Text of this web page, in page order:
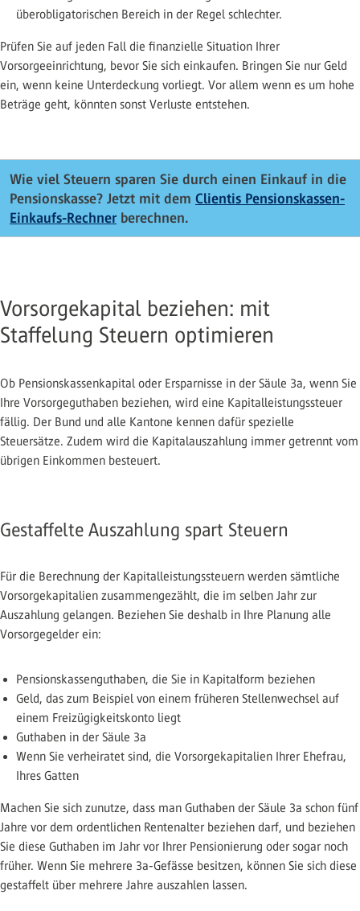
überobligatorischen Bereich in der Regel schlechter.
Prüfen Sie auf jeden Fall die finanzielle Situation Ihrer
Vorsorgeeinrichtung, bevor Sie sich einkaufen. Bringen Sie nur Geld
ein, wenn keine Unterdeckung vorliegt. Vor allem wenn es um hohe
Beträge geht, könnten sonst Verluste entstehen.
Wie viel Steuern sparen Sie durch einen Einkauf in die
Pensionskasse? Jetzt mit dem Clientis Pensionskassen-
Einkaufs-Rechnerberechnen.
Vorsorgekapital beziehen: mit
Staffelung Steuern optimieren
Ob Pensionskassenkapital oder Ersparnisse in der Säule 3a, wenn Sie
Ihre Vorsorgeguthaben beziehen, wird eine Kapitalleistungssteuer
fällig. Der Bund und alle Kantone kennen dafür spezielle
Steuersätze. Zudem wird die Kapitalauszahlung immer getrennt vom
übrigen Einkommen besteuert.
Gestaffelte Auszahlung spart Steuern
Für die Berechnung der Kapitalleistungssteuern werden sämtliche
Vorsorgekapitalien zusammengezählt, die im selben Jahr zur
Auszahlung gelangen. Beziehen Sie deshalb in Ihre Planung alle
Vorsorgegelder ein:
Pensionskassenguthaben, die Sie in Kapitalform beziehen
Geld, das zum Beispiel von einem früheren Stellenwechsel auf
einem Freizügigkeitskonto liegt
Guthaben in der Säule 3a
Wenn Sie verheiratet sind, die Vorsorgekapitalien Ihrer Ehefrau,
Ihres Gatten
Machen Sie sich zunutze, dass man Guthaben der Säule 3a schon fünf
Jahre vor dem ordentlichen Rentenalter beziehen darf, und beziehen
Sie diese Guthaben im Jahr vor Ihrer Pensionierung oder sogar noch
früher. Wenn Sie mehrere 3a-Gefässe besitzen, können Sie sich diese
gestaffelt über mehrere Jahre auszahlen lassen.